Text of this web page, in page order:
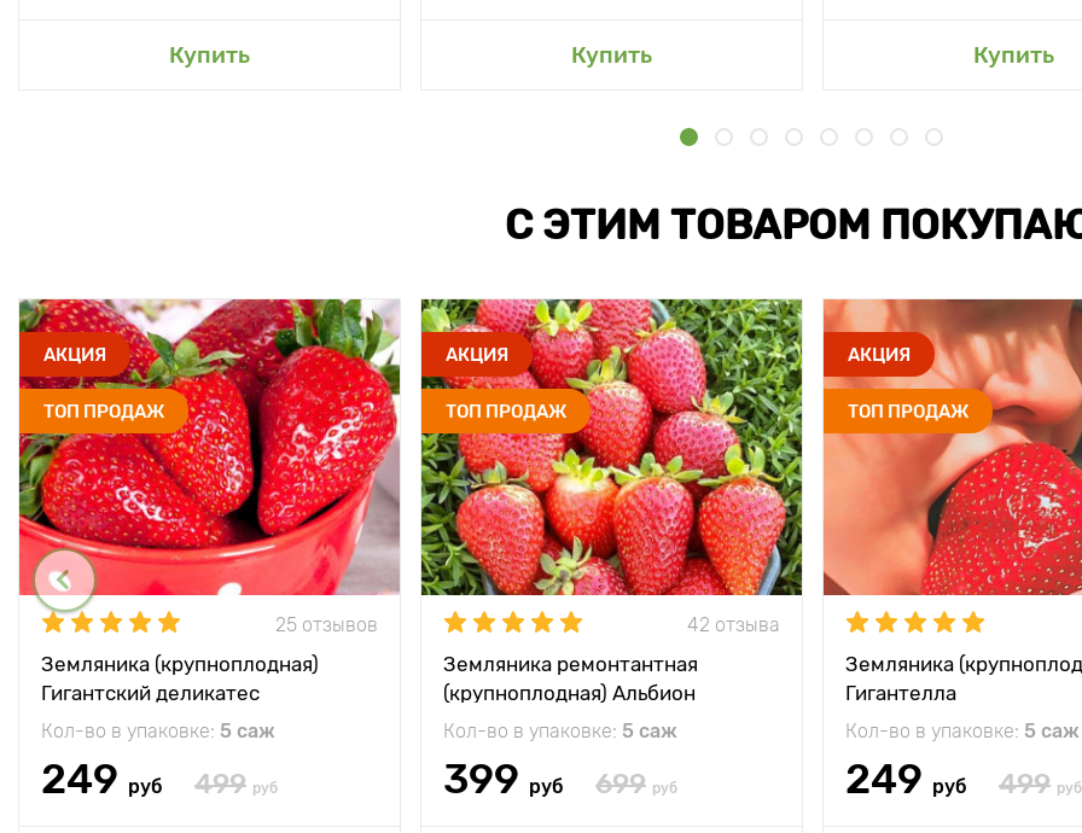
Купить Купить Купить
С ЭТИМ ТОВАРОМ
АКЦИЯ
ТОП ПРОДАЖ
25 отзывов
Земляника (крупноплодная)
Гигантский деликатес
Кол-во в упаковке: 5 саж
249 руб 499 руб
АКЦИЯ
ТОП ПРОДАЖ
42 отзыва
Земляника ремонтантная
(крупноплодная) Альбион
Кол-во в упаковке: 5 саж
399 руб 699 руб
АКЦИЯ
ТОП ПРОДАЖ
Земляника
Гигантелла
Кол-во в упаковке: 5 саж
249 руб 499 руб